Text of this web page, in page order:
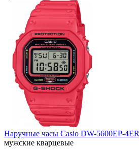
Наручные часы Casio DW-5600EP-4ER
мужские кварцевые